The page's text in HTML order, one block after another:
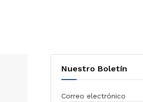
Nuestro Boletín
Correo electrónico